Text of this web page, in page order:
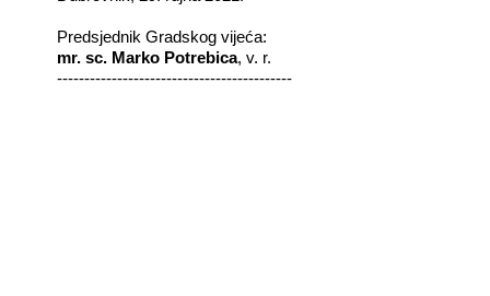
Predsjednik Gradskog vijeća:
mr. sc. Marko Potrebica, v. r.
-------------------------------------------